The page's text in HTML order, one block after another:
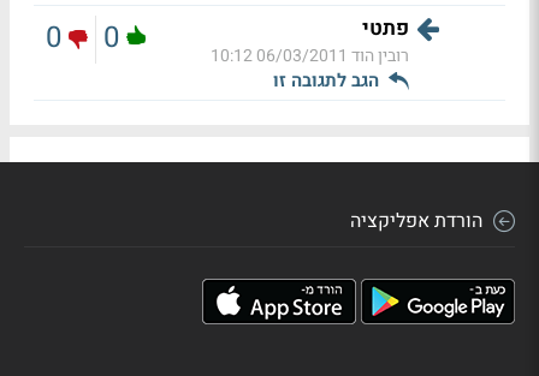
פתטי
רובין הוד 06/03/2011 10:12
הגב לתגובה זו
0
0
הורדת אפליקציה